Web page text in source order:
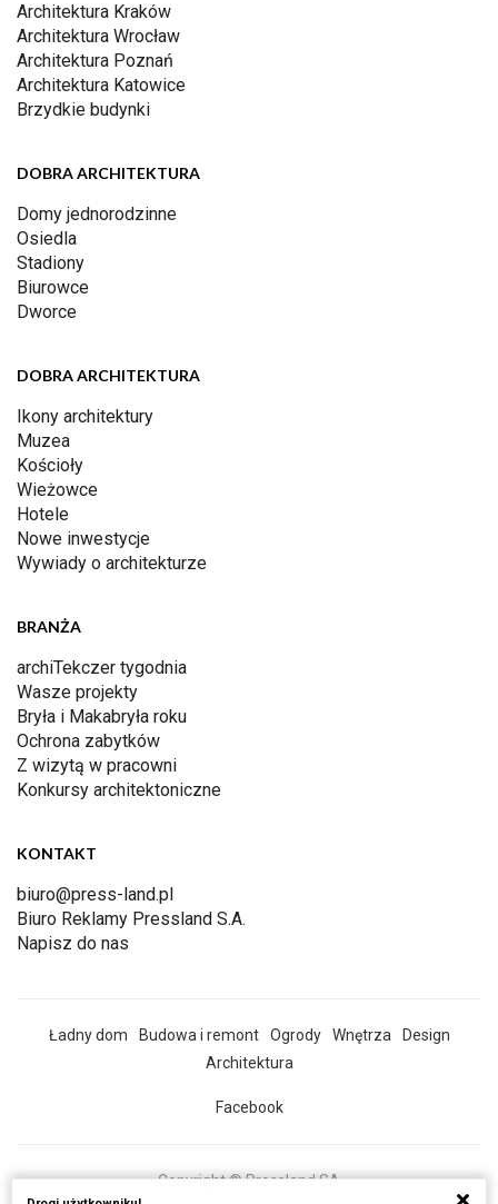
Architektura Kraków
Architektura Wrocław
Architektura Poznań
Architektura Katowice
Brzydkie budynki
DOBRA ARCHITEKTURA
Domy jednorodzinne
Osiedla
Stadiony
Biurowce
Dworce
DOBRA ARCHITEKTURA
Ikony architektury
Muzea
Kościoły
Wieżowce
Hotele
Nowe inwestycje
Wywiady o architekturze
BRANŻA
archiTekczer tygodnia
Wasze projekty
Bryła i Makabryła roku
Ochrona zabytków
Z wizytą w pracowni
Konkursy architektoniczne
KONTAKT
biuro@press-land.pl
Biuro Reklamy Pressland S.A.
Napisz do nas
Ładny dom Budowa i remont Ogrody Wnętrza
Design
Architektura
Facebook
Copyright © Pressland SA